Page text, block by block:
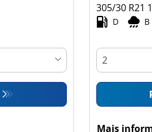
305/30 R21
D B
Mais